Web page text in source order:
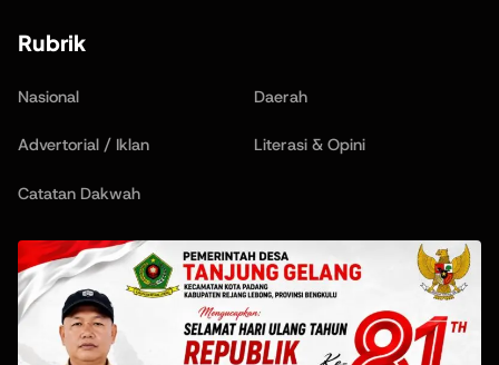
Rubrik
Nasional Daerah
Advertorial / Iklan Literasi & Opini
Catatan Dakwah